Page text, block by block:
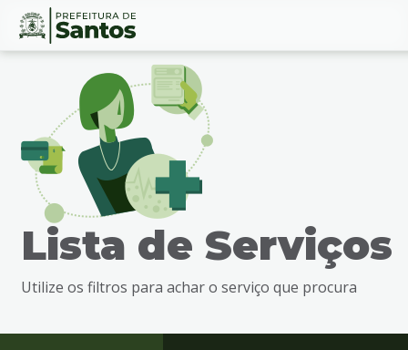
Ir
busca
Ir
Conteúdo
Lista de Serviços
Utilize os filtros para achar o serviço que procura